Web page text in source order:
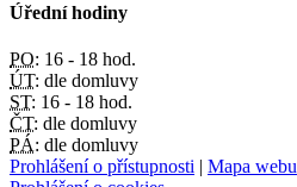
Úřední hodiny
PO: 16 - 18 hod.
ÚT: dle domluvy
ST: 16 - 18 hod.
ČT: dle domluvy
PÁ: dle domluvy
Prohlášení o přístupnosti | Mapa webu